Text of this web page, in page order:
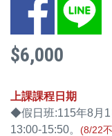
$6,000
上課課程日期
◆假日班:115年8月1
13:00-15:50。 (8/22